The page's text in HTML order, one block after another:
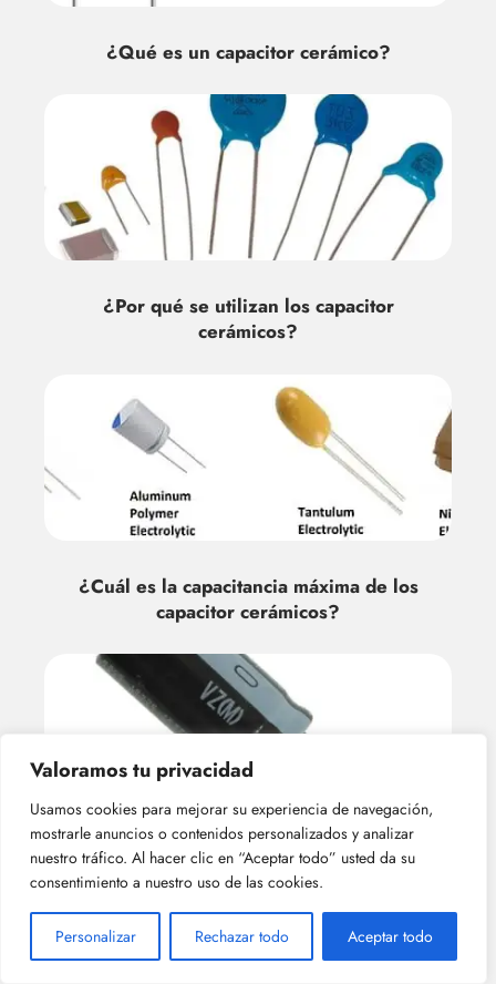
Valoramos tu privacidad
Usamos cookies para mejorar su experiencia de navegación,
mostrarle anuncios o contenidos personalizados y analizar
nuestro tráfico. Al hacer clic en “Aceptar todo” usted da su
consentimiento a nuestro uso de las cookies.
Personalizar Rechazar todo Aceptar todo
¿Qué es un capacitor cerámico?
¿Por qué se utilizan los capacitor
cerámicos?
¿Cuál es la capacitancia máxima de los
capacitor cerámicos?
¿Qué es un capacitor electrolítico?